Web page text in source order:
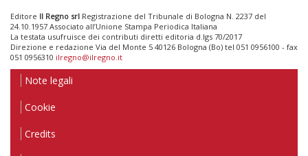
Editore Il Regno srl Registrazione del Tribunale di Bologna N. 2237 del
24.10.1957 Associato all’Unione Stampa Periodica Italiana
La testata usufruisce dei contributi diretti editoria d.lgs 70/2017
Direzione e redazione Via del Monte 5 40126 Bologna (Bo) tel 051 0956100 - fax
051 0956310 ilregno@ilregno.it
Note legali
Cookie
Credits